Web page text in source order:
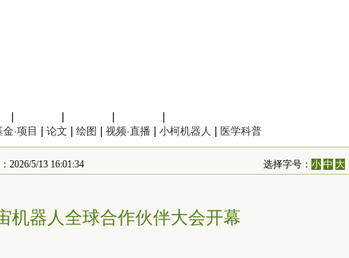
金·项目 论文 绘图 视频·直播 小柯机器人 医学科普
2026/5/13 16:01:34 选择字号：小 中 大
机器人全球合作伙伴大会开幕